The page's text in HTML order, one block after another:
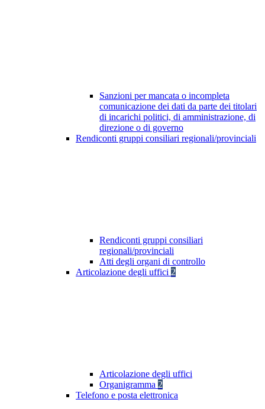
Sanzioni per mancata o incompleta
comunicazione dei dati da parte dei titolari
di incarichi politici, di amministrazione, di
direzione o di governo
Rendiconti gruppi consiliari regionali/provinciali
Rendiconti gruppi consiliari
regionali/provinciali
Atti degli organi di controllo
Articolazione degli uffici 2
Articolazione degli uffici
Organigramma 2
Telefono e posta elettronica